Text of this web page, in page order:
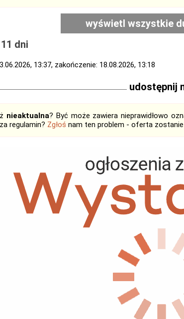
wyświetl wszystkie
dni
13:37, zakończenie: 18.08.2026, 13:18
udostępnij
nieaktualna? Być może zawiera nieprawidłowo
regulamin? Zgłoś nam ten problem - oferta